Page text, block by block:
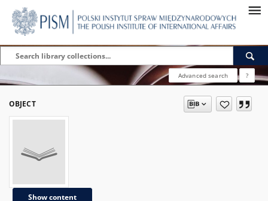
Advanced search ?
OBJECT
Show content